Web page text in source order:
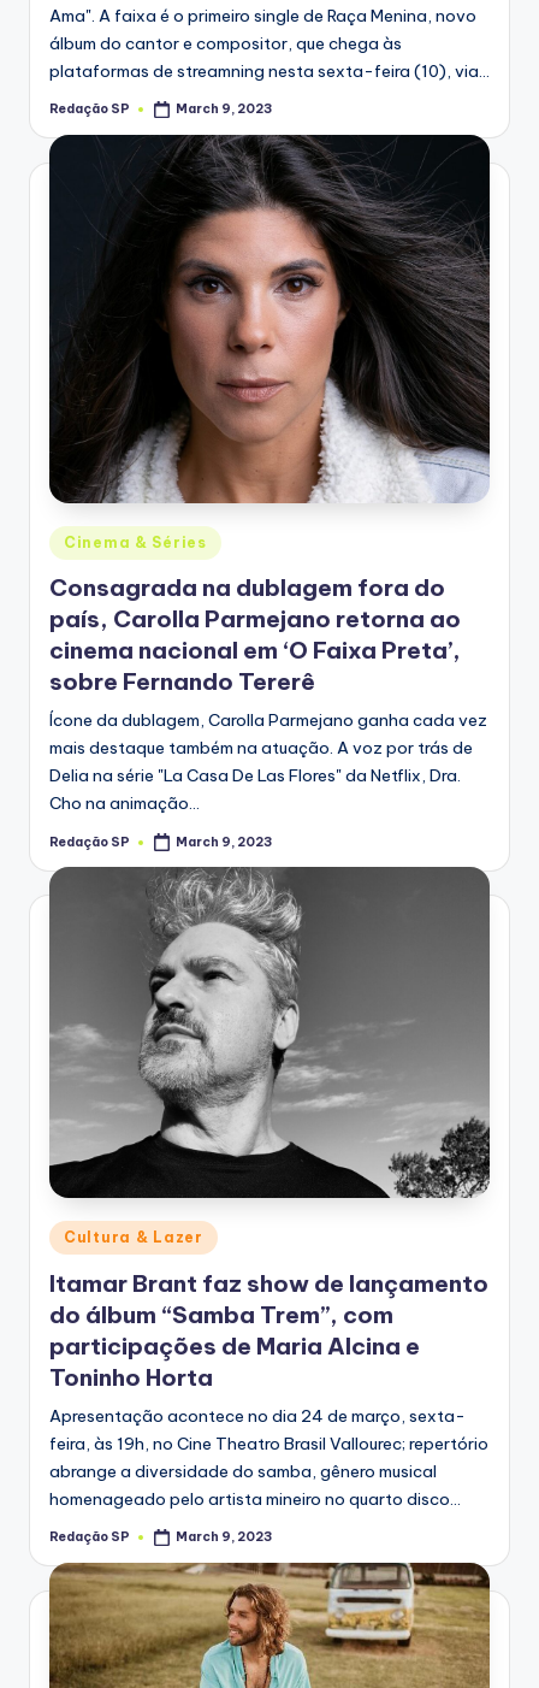
Ama". A faixa é o primeiro single de Raça Menina, novo
álbum do cantor e compositor, que chega às
plataformas de streamning nesta sexta-feira (10), via…
Posted
Redação SP March 9, 2023
Posted
in
Cinema & Séries
Consagrada na dublagem fora do
país, Carolla Parmejano retorna ao
cinema nacional em ‘O Faixa Preta’,
sobre Fernando Tererê
Ícone da dublagem, Carolla Parmejano ganha cada vez
mais destaque também na atuação. A voz por trás de
Delia na série "La Casa De Las Flores" da Netflix, Dra.
Cho na animação…
Posted
Redação SP March 9, 2023
Posted
in
Cultura & Lazer
Itamar Brant faz show de lançamento
do álbum “Samba Trem”, com
participações de Maria Alcina e
Toninho Horta
Apresentação acontece no dia 24 de março, sexta-
feira, às 19h, no Cine Theatro Brasil Vallourec; repertório
abrange a diversidade do samba, gênero musical
homenageado pelo artista mineiro no quarto disco…
Posted
Redação SP March 9, 2023